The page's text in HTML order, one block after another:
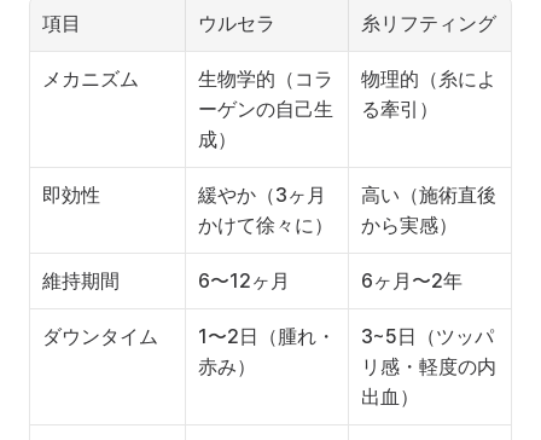
項目 ウルセラ 糸リフティング
メカニズム
生物学的（コラ
ーゲンの自己生
成）
物理的（糸によ
る牽引）
即効性
緩やか（3ヶ月
かけて徐々に）
高い（施術直後
から実感）
維持期間 6〜12ヶ月 6ヶ月〜2年
ダウンタイム
1〜2日（腫れ・
赤み）
3~5日（ツッパ
リ感・軽度の内
出血）